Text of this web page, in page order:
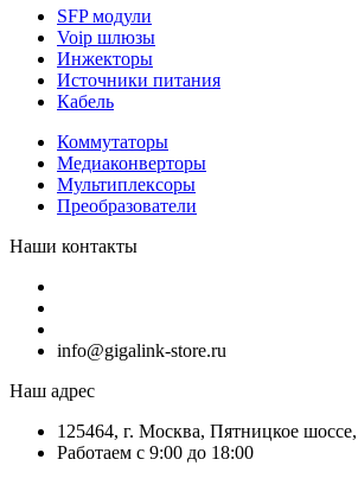
SFP модули
Voip шлюзы
Инжекторы
Источники питания
Кабель
Коммутаторы
Медиаконверторы
Мультиплексоры
Преобразователи
Наши контакты
info@gigalink-store.ru
Наш адрес
125464, г. Москва, Пятницкое
Работаем с 9:00 до 18:00